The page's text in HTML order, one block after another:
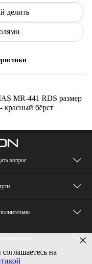
делить
MR-441 RDS размер
красный бёрст
вопрос
на
×